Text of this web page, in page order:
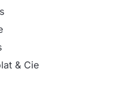
& Cie